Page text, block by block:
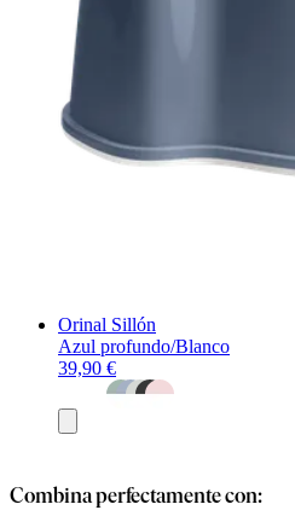
Orinal Sillón
Azul profundo/Blanco
39,90 €
al
Combina perfectamente con: